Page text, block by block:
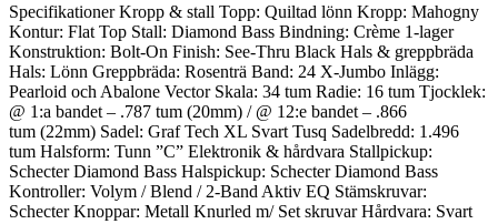
Specifikationer Kropp & stall Topp: Quiltad lönn Kropp: Mahogny
Kontur: Flat Top Stall: Diamond Bass Bindning: Crème 1-lager
Konstruktion: Bolt-On Finish: See-Thru Black Hals & greppbräda
Hals: Lönn Greppbräda: Rosenträ Band: 24 X-Jumbo Inlägg:
Pearloid och Abalone Vector Skala: 34 tum Radie: 16 tum Tjocklek:
@ 1:a bandet – .787 tum (20mm) / @ 12:e bandet – .866
tum (22mm) Sadel: Graf Tech XL Svart Tusq Sadelbredd: 1.496
tum Halsform: Tunn ”C” Elektronik & hårdvara Stallpickup:
Schecter Diamond Bass Halspickup: Schecter Diamond Bass
Kontroller: Volym / Blend / 2-Band Aktiv EQ Stämskruvar:
Schecter Knoppar: Metall Knurled m/ Set skruvar Hårdvara: Svart